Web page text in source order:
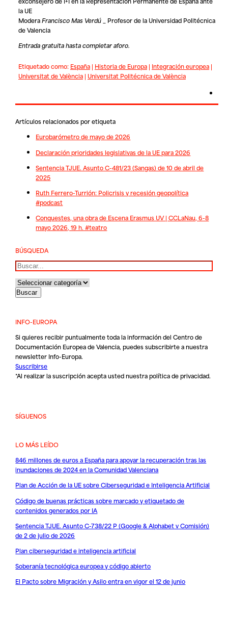
la UE
ModeraFrancisco Mas Verdú_ Profesor de la Universidad Politécnica
de Valencia
Entrada gratuita hasta completar aforo.
Etiquetado como: España| Historia de Europa| Integración europea|
Universitat de València| Universitat Politécnica de València
Artículos relacionados por etiqueta
Eurobarómetro de mayo de 2026
Declaración prioridades legislativas de la UE para 2026
Sentencia TJUE. Asunto C-481/23 (Sangas) de 10 de abril de
2025
Ruth Ferrero-Turrión: Policrisis y recesión geopolítica
#podcast
Conquestes, una obra de Escena Erasmus UV | CCLaNau, 6-8
mayo 2026, 19 h. #teatro
BÚSQUEDA
Buscar
INFO-EUROPA
Si quieres recibir puntualmente toda la información del Centro de
Documentación Europea de Valencia, puedes subscribirte a nuestra
newsletter Info-Europa.
Suscribirse
*Al realizar la suscripción acepta usted nuestrapolítica de privacidad.
SÍGUENOS
LO MÁS LEÍDO
846 millones de euros a España para apoyar la recuperación tras las
inundaciones de 2024 en la Comunidad Valenciana
Plan de Acción de la UE sobre Ciberseguridad e Inteligencia Artificial
Código de buenas prácticas sobre marcado y etiquetado de
contenidos generados por IA
Sentencia TJUE. Asunto C-738/22 P (Google & Alphabet v Comisión)
de 2 de julio de 2026
Plan ciberseguridad e inteligencia artificial
Soberanía tecnológica europea y código abierto
El Pacto sobre Migración y Asilo entra en vigor el 12 de junio